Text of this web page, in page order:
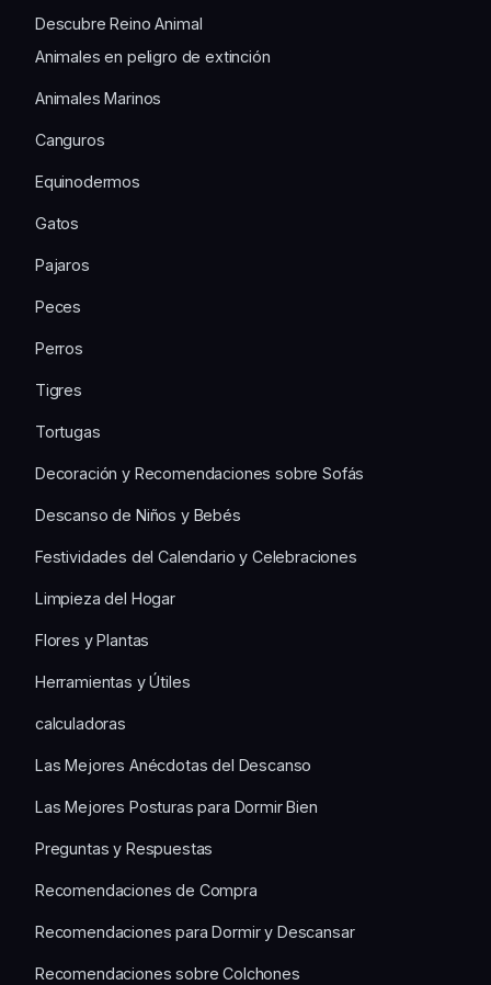
Descubre Reino Animal
Animales en peligro de extinción
Animales Marinos
Canguros
Equinodermos
Gatos
Pajaros
Peces
Perros
Tigres
Tortugas
Decoración y Recomendaciones sobre Sofás
Descanso de Niños y Bebés
Festividades del Calendario y Celebraciones
Limpieza del Hogar
Flores y Plantas
Herramientas y Útiles
calculadoras
Las Mejores Anécdotas del Descanso
Las Mejores Posturas para Dormir Bien
Preguntas y Respuestas
Recomendaciones de Compra
Recomendaciones para Dormir y Descansar
Recomendaciones sobre Colchones